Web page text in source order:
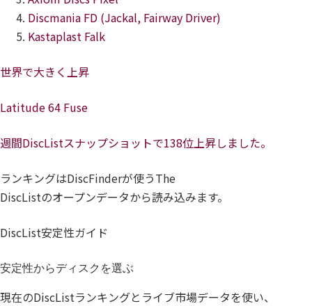
Discmania FD (Jackal, Fairway Driver)
Kastaplast Falk
世界で大きく上昇
Latitude 64 Fuse
週間DiscListスナップショットで138位上昇しました。
ランキングはDiscFinderが使うThe
DiscListのオープンデータから読み込みます。
DiscList安定性ガイド
安定性からディスクを選ぶ
現在のDiscListランキングとライブ市場データを使い、